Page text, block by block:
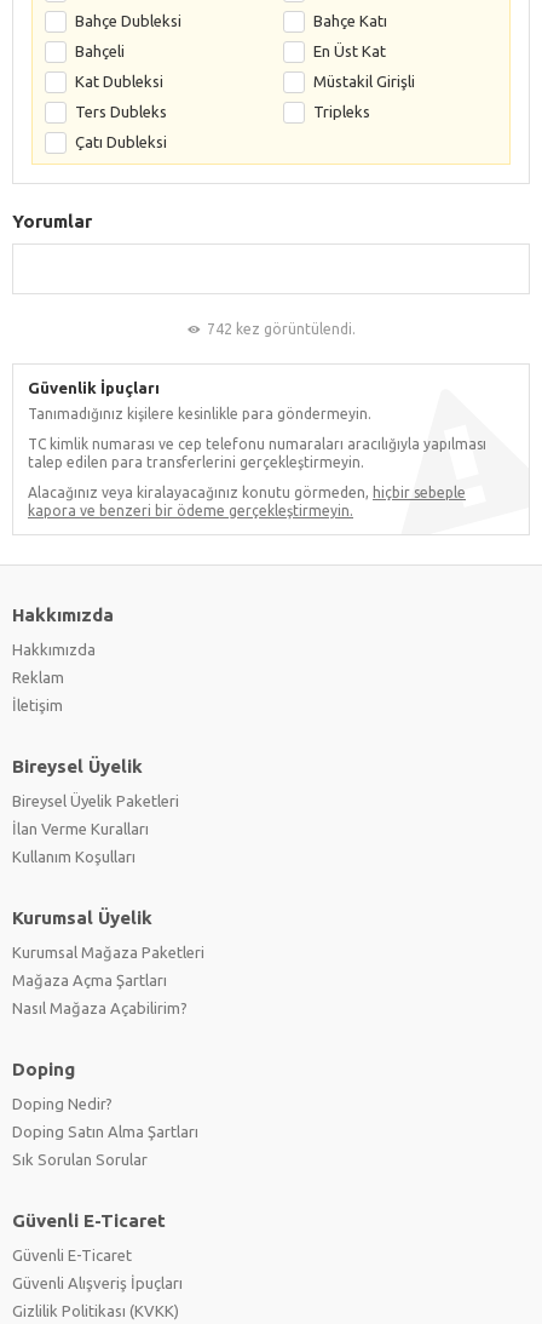
Bahçe Dubleksi
Bahçe Katı
Bahçeli
En Üst Kat
Kat Dubleksi
Müstakil Girişli
Ters Dubleks
Tripleks
Çatı Dubleksi
Yorumlar
742 kez görüntülendi.
Güvenlik İpuçları
Tanımadığınız kişilere kesinlikle para göndermeyin.
TC kimlik numarası ve cep telefonu numaraları aracılığıyla yapılması
talep edilen para transferlerini gerçekleştirmeyin.
Alacağınız veya kiralayacağınız konutu görmeden, hiçbir sebeple
kapora ve benzeri bir ödeme gerçekleştirmeyin.
Hakkımızda
Hakkımızda
Reklam
İletişim
Bireysel Üyelik
Bireysel Üyelik Paketleri
İlan Verme Kuralları
Kullanım Koşulları
Kurumsal Üyelik
Kurumsal Mağaza Paketleri
Mağaza Açma Şartları
Nasıl Mağaza Açabilirim?
Doping
Doping Nedir?
Doping Satın Alma Şartları
Sık Sorulan Sorular
Güvenli E-Ticaret
Güvenli E-Ticaret
Güvenli Alışveriş İpuçları
Gizlilik Politikası (KVKK)